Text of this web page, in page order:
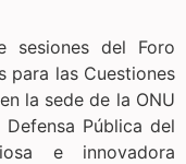
sesiones del Foro
para las Cuestiones
la sede de la ONU
Pública del
e innovadora